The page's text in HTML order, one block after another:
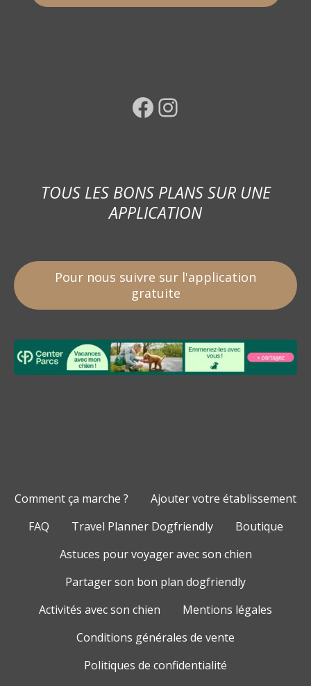
Facebook Instagram
TOUS LES BONS PLANS SUR UNE
APPLICATION
Pour nous suivre sur l'application
gratuite
Comment ça marche ?
Ajouter votre établissement
FAQ
Travel Planner Dogfriendly
Boutique
Astuces pour voyager avec son chien
Partager son bon plan dogfriendly
Activités avec son chien
Mentions légales
Conditions générales de vente
Politiques de confidentialité